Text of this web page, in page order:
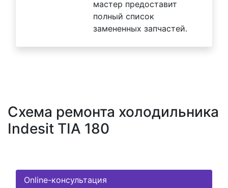
мастер предоставит
полный список
замененных запчастей.
Схема ремонта холодильника
Indesit TIA 180
Online-консультация